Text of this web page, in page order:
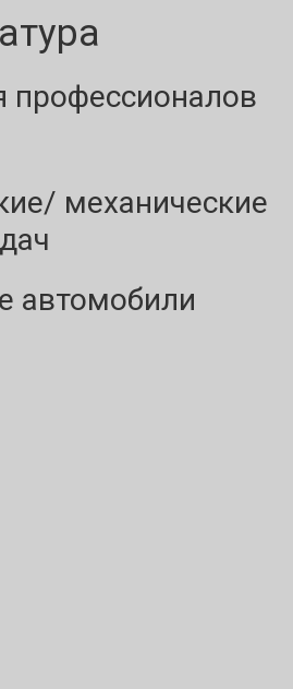
профессионалов
механические
автомобили